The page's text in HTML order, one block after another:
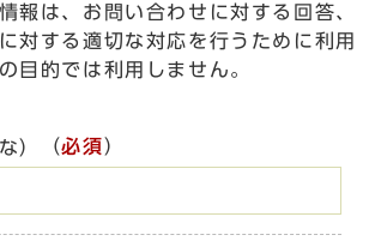
報は、お問い合わせに対する回答、
対する適切な対応を行うために利用
目的では利用しません。
） （必須）